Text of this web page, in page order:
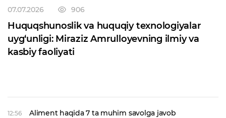
07.07.2026 906
Huquqshunoslik va huquqiy texnologiyalar
uyg‘unligi: Miraziz Amrulloyevning ilmiy va
kasbiy faoliyati
12:56 Aliment haqida 7 ta muhim savolga javob